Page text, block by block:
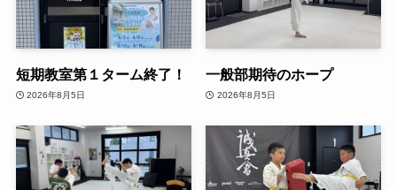
短期教室第１ターム終了！
2026年8月5日
一般部期待のホープ
2026年8月5日